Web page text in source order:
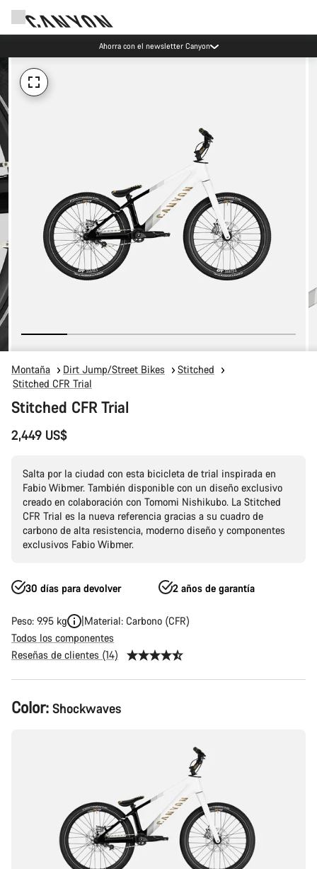
Ahorra con el newsletter Canyon
Montaña Dirt Jump/Street Bikes
Stitched
Stitched CFR Trial
Stitched CFR Trial
2,449 US$
Salta por la ciudad con esta bicicleta de trial inspirada en
Fabio Wibmer. También disponible con un diseño exclusivo
creado en colaboración con Tomomi Nishikubo. La Stitched
CFR Trial es la nueva referencia gracias a su cuadro de
carbono de alta resistencia, moderno diseño y componentes
exclusivos Fabio Wibmer.
30 días para devolver 2 años de garantía
Peso: 9.95 kg
Material: Carbono (CFR)
Todos los componentes
Reseñas de clientes (14)
Configuración
del
Color: Shockwaves